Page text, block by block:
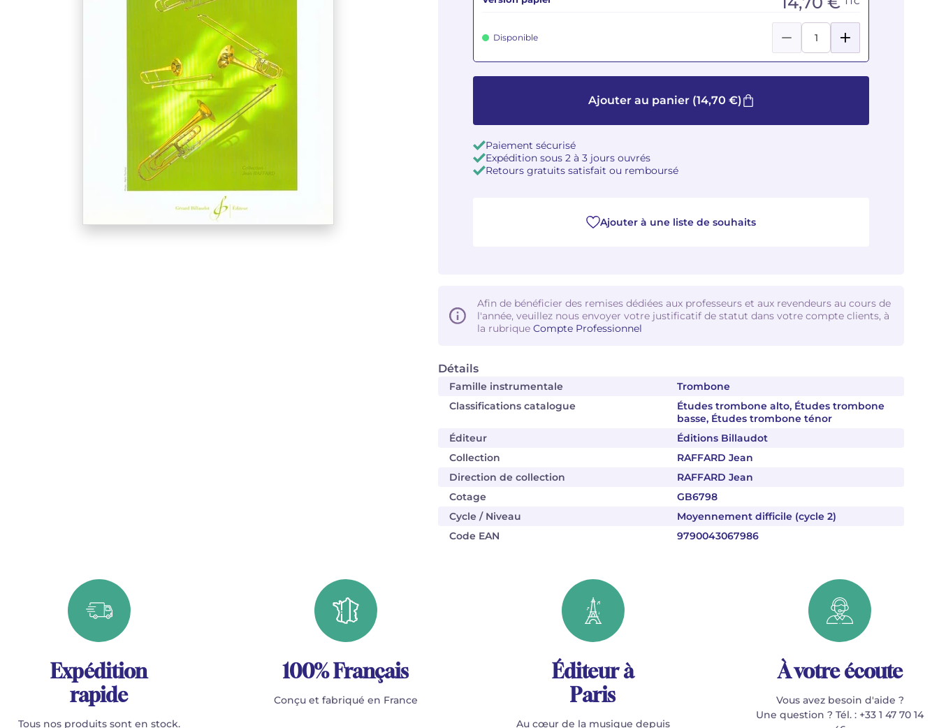
Détails
Famille instrumentale
Trombone
Classifications catalogue
Études trombone alto, Études trombone
basse, Études trombone ténor
Éditeur
Éditions Billaudot
Collection
RAFFARD Jean
Direction de collection
RAFFARD Jean
Cotage
GB6798
Cycle / Niveau
Moyennement difficile (cycle 2)
Code EAN
9790043067986
Disponible
Ajouter au panier(14,70 €)
Paiement sécurisé
Expédition sous 2 à 3 jours ouvrés
Retours gratuits satisfait ou remboursé
Ajouter à une liste de souhaits
Afin de bénéficier des remises dédiées aux professeurs et aux revendeurs au cours de
l'année, veuillez nous envoyer votre justificatif de statut dans votre compte clients, à
la rubrique Compte Professionnel
Expédition
rapide
Tous nos produits sont en stock.
100% Français
Conçu et fabriqué en France
Éditeur à
Paris
Au cœur de la musique depuis
À votre écoute
Vous avez besoin d'aide ?
Une question ? Tél. : +33 1 47 70 14